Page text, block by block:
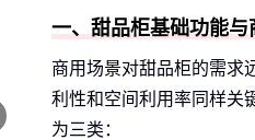
一、甜品柜基础功能
商用场景对甜品柜的需
利性和空间利用率同样关
为三类：